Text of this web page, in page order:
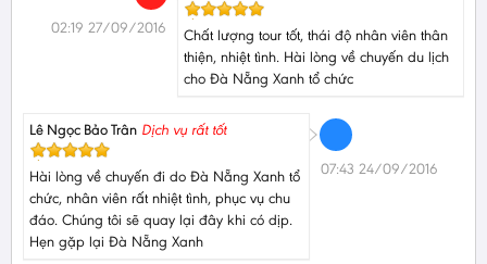
Chất lượng tour tốt, thái độ nhân viên thân
thiện, nhiệt tình. Hài lòng về chuyến du lịch
cho Đà Nẵng Xanh tổ chức
02:19 27/09/2016
Lê Ngọc Bảo Trân Dịch vụ rất tốt
Hài lòng về chuyến đi do Đà Nẵng Xanh tổ
chức, nhân viên rất nhiệt tình, phục vụ chu
đáo. Chúng tôi sẽ quay lại đây khi có dịp.
Hẹn gặp lại Đà Nẵng Xanh
07:43 24/09/2016